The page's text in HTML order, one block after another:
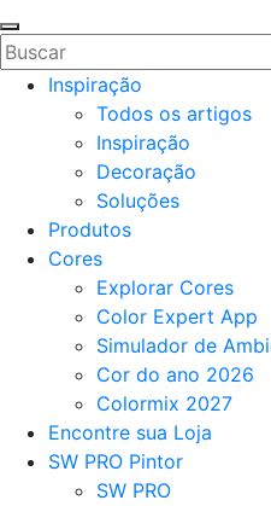
Inspiração
Todos os artigos
Inspiração
Decoração
Soluções
Produtos
Cores
Explorar Cores
Color Expert App
Simulador de
Cor do ano 2026
Colormix 2027
Encontre sua Loja
SW PRO Pintor
SW PRO